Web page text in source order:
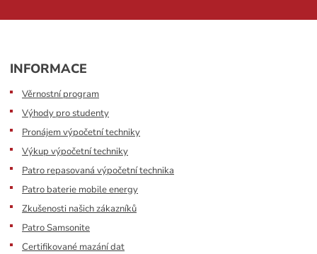
INFORMACE
Věrnostní program
Výhody pro studenty
Pronájem výpočetní techniky
Výkup výpočetní techniky
Patro repasovaná výpočetní technika
Patro baterie mobile energy
Zkušenosti našich zákazníků
Patro Samsonite
Certifikované mazání dat